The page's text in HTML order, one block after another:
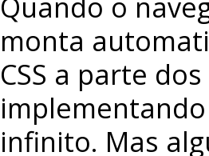
monta
CSS a parte
infinito. Mas